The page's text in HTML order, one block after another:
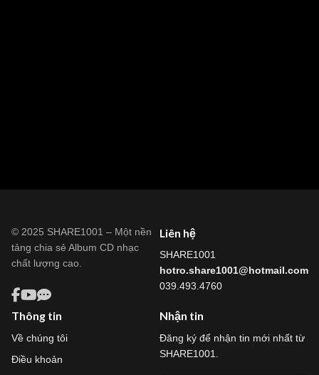
© 2025 SHARE1001 – Một nền
tảng chia sẻ Album CD nhạc
chất lượng cao.
Liên hệ
SHARE1001
hotro.share1001@hotmail.com
039.493.4760
Thông tin
Về chúng tôi
Điều khoản
Nhận tin
Đăng ký để nhận tin mới nhất từ
SHARE1001.